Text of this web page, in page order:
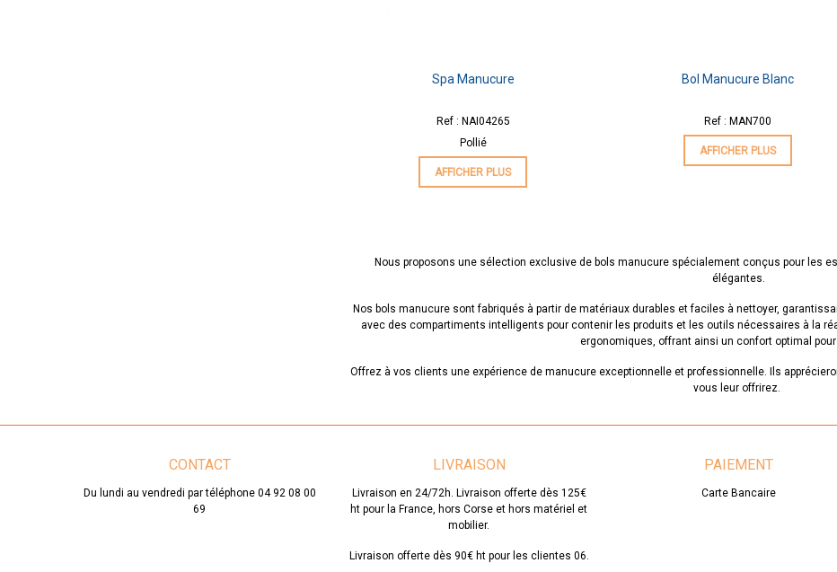
Spa Manucure
Ref : NAI04265
Pollié
AFFICHER PLUS
Bol Manucure Blanc
Ref : MAN700
AFFICHER PLUS
Nous proposons une sélection exclusive de bols manucure spécialement conçus pour les
élégantes.
Nos bols manucure sont fabriqués à partir de matériaux durables et faciles à nettoyer,
avec des compartiments intelligents pour contenir les produits et les outils nécessaires à la
ergonomiques, offrant ainsi un confort optimal
Offrez à vos clients une expérience de manucure exceptionnelle et professionnelle. Ils
vous leur offrirez.
CONTACT
Du lundi au vendredi par téléphone 04 92 08 00
69
LIVRAISON
Livraison en 24/72h. Livraison offerte dès 125€
ht pour la France, hors Corse et hors matériel et
mobilier.
Livraison offerte dès 90€ ht pour les clientes 06.
PAIEMENT
Carte Bancaire